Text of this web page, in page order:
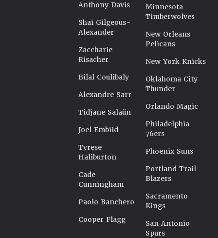
Anthony Davis
Shai Gilgeous-
Alexander
Zaccharie
Risacher
Bilal Coulibaly
Alexandre Sarr
Tidjane Salaün
Joel Embiid
Tyrese
Haliburton
Cade
Cunningham
Paolo Banchero
Cooper Flagg
Minnesota
Timberwolves
New Orleans
Pelicans
New York Knicks
Oklahoma City
Thunder
Orlando Magic
Philadelphia
76ers
Phoenix Suns
Portland Trail
Blazers
Sacramento
Kings
San Antonio
Spurs